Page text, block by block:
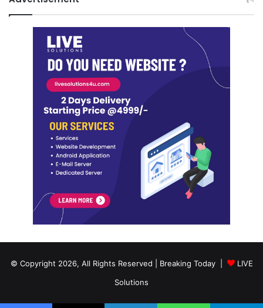
© Copyright 2026, All Rights Reserved | Breaking Today |
LIVE
Solutions